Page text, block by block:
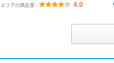
エリアの満足度： 4.0